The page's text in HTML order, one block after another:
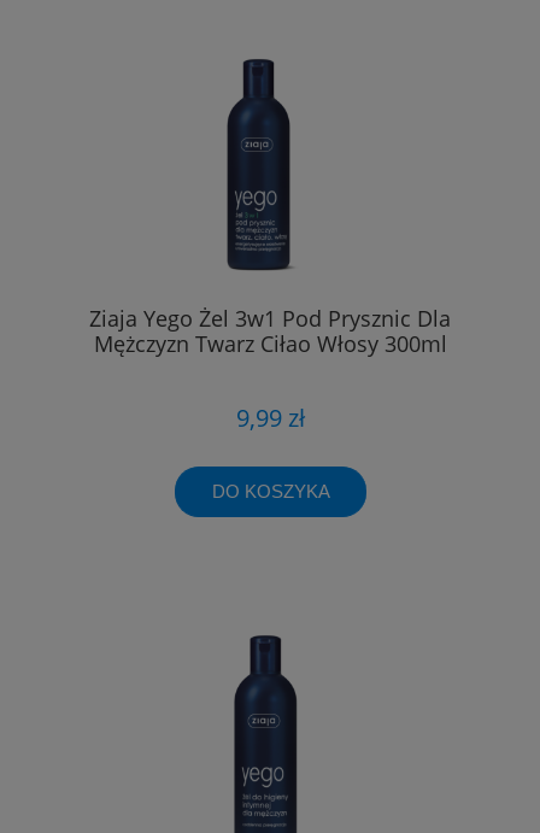
Ziaja Yego Żel 3w1 Pod Prysznic Dla
Mężczyzn Twarz Ciłao Włosy 300ml
9,99 zł
DO KOSZYKA